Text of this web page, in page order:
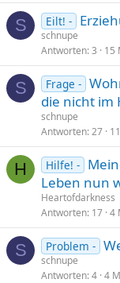
S Eilt! -
schnupe
Antworten 3 15
S Frage -
die nicht im
schnupe
Antworten 27
H Hilfe! -
Leben nun
Heartofdarkness
Antworten 17 4
S Problem -
schnupe
Antworten 4 4